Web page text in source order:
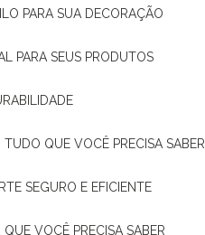
PARA SUA DECORAÇÃO
PARA SEUS PRODUTOS
TUDO QUE VOCÊ PRECISA SABER
SEGURO E EFICIENTE
VOCÊ PRECISA SABER